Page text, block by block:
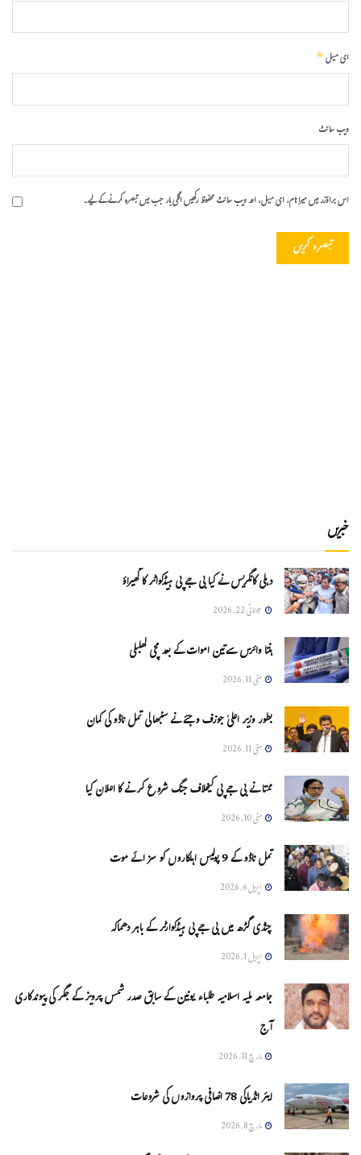
ای میل*
ویب‌ سائٹ
اس براؤزر میں میرا نام، ای میل، اور ویب سائٹ محفوظ رکھیں اگلی بار جب میں تبصرہ کرنے کےلیے۔
خبریں
دہلی کانگریس نے کیا بی جے پی ہیڈکواٹر کا گھیراؤ
جولائی 22, 2026
ہنتا وائرس سےتین اموات کے بعد مچی کھلبلی
مئی 11, 2026
بطور وزیر اعلیٰ جوزف وجئے نے سنبھالی تمل ناڈو کی کمان
مئی 11, 2026
ممتا نے بی جے پی کیخلاف جنگ شروع کرنے کا اعلان کیا
مئی 10, 2026
تمل ناڈو کے 9 پولیس اہلکاروں کو سزائے موت
اپریل 6, 2026
چنڈی گڑھ میں بی جے پی ہیڈکوارٹر کے باہر دھماکہ
اپریل 1, 2026
جامعہ ملیہ اسلامیہ طلباء یونین کے سابق صدر شمس پرویز کے جگر کی پیوندکاری
آج
مارچ 31, 2026
ایئر انڈیاکی 78 اضافی پروازوں کی شروعات
مارچ 8, 2026